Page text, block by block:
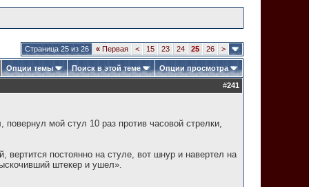
Страница 25 из 26 « Первая < 15 23 24 25 26 >
Опции темы Поиск в этой теме Опции просмотра
#241
мой стул 10 раз против часовой стрелки,
постоянно на стуле, вот шнур и навертел на
штекер и ушел».